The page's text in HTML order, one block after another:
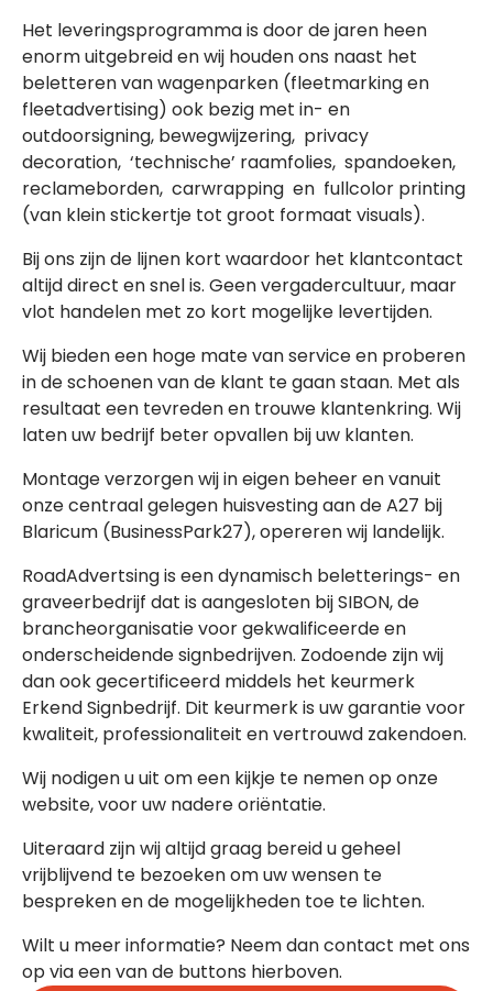
Het leveringsprogramma is door de jaren heen
enorm uitgebreid en wij houden ons naast het
beletteren van wagenparken (fleetmarking en
fleetadvertising) ook bezig met in- en
outdoorsigning, bewegwijzering, privacy
decoration, ‘technische’ raamfolies, spandoeken,
reclameborden, carwrapping en fullcolor printing
(van klein stickertje tot groot formaat visuals).
Bij ons zijn de lijnen kort waardoor het klantcontact
altijd direct en snel is. Geen vergadercultuur, maar
vlot handelen met zo kort mogelijke levertijden.
Wij bieden een hoge mate van service en proberen
in de schoenen van de klant te gaan staan. Met als
resultaat een tevreden en trouwe klantenkring. Wij
laten uw bedrijf beter opvallen bij uw klanten.
Montage verzorgen wij in eigen beheer en vanuit
onze centraal gelegen huisvesting aan de A27 bij
Blaricum (BusinessPark27), opereren wij landelijk.
RoadAdvertsing is een dynamisch beletterings- en
graveerbedrijf dat is aangesloten bij SIBON, de
brancheorganisatie voor gekwalificeerde en
onderscheidende signbedrijven. Zodoende zijn wij
dan ook gecertificeerd middels het keurmerk
Erkend Signbedrijf. Dit keurmerk is uw garantie voor
kwaliteit, professionaliteit en vertrouwd zakendoen.
Wij nodigen u uit om een kijkje te nemen op onze
website, voor uw nadere oriëntatie.
Uiteraard zijn wij altijd graag bereid u geheel
vrijblijvend te bezoeken om uw wensen te
bespreken en de mogelijkheden toe te lichten.
Wilt u meer informatie? Neem dan contact met ons
op via een van de buttons hierboven.